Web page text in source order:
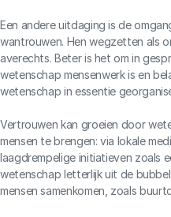
Een andere uitdaging is de
wantrouwen. Hen wegzetten als
averechts. Beter is het om in
wetenschap mensenwerk is en
wetenschap in essentie
Vertrouwen kan groeien door
mensen te brengen: via lokale
laagdrempelige initiatieven zoals
wetenschap letterlijk uit de
mensen samenkomen, zoals